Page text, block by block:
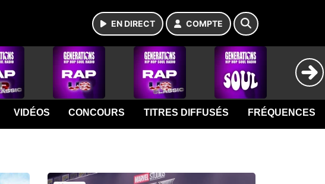
EN DIRECT COMPTE
VIDÉOS CONCOURS TITRES DIFFUSÉS FRÉQUENCES